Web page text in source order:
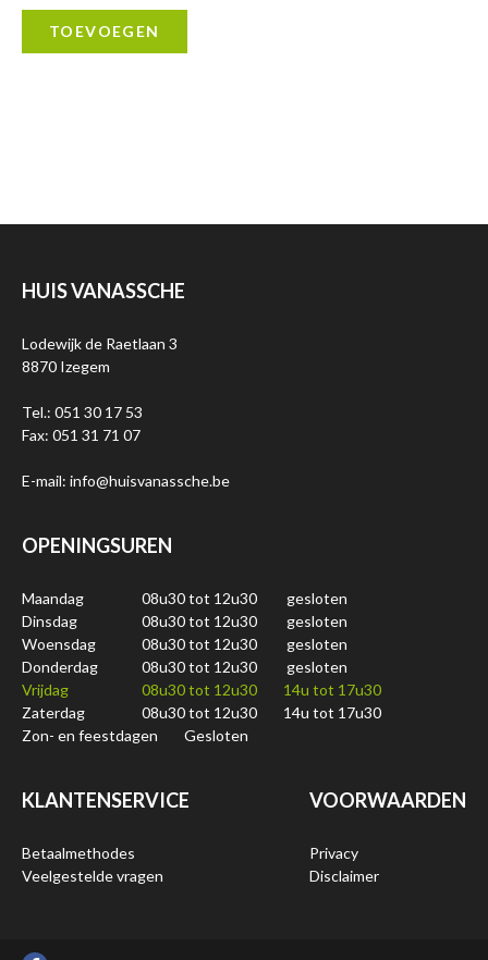
TOEVOEGEN
HUIS VANASSCHE
Lodewijk de Raetlaan 3
8870 Izegem
Tel.: 051 30 17 53
Fax: 051 31 71 07
E-mail: info@huisvanassche.be
OPENINGSUREN
Maandag 08u30 tot 12u30
gesloten
Dinsdag
08u30 tot 12u30
gesloten
Woensdag
08u30 tot 12u30
gesloten
Donderdag
08u30 tot 12u30
gesloten
Vrijdag
08u30 tot 12u30
14u tot 17u30
Zaterdag
08u30 tot 12u30
14u tot 17u30
Zon- en feestdagen
Gesloten
KLANTENSERVICE
Betaalmethodes
Veelgestelde vragen
VOORWAARDEN
Privacy
Disclaimer